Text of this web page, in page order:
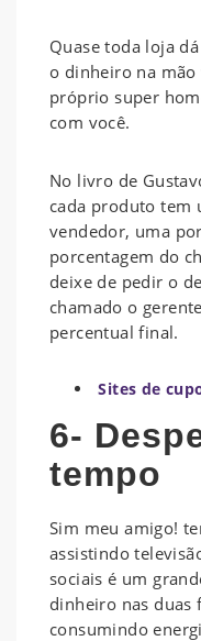
Quase toda loja
o dinheiro na
próprio super
com você.
No livro de
cada produto tem
vendedor, uma
porcentagem do
deixe de pedir o
chamado o
percentual final.
Sites de
6-
tempo
Sim meu amigo!
assistindo
sociais é um
dinheiro nas duas
consumindo